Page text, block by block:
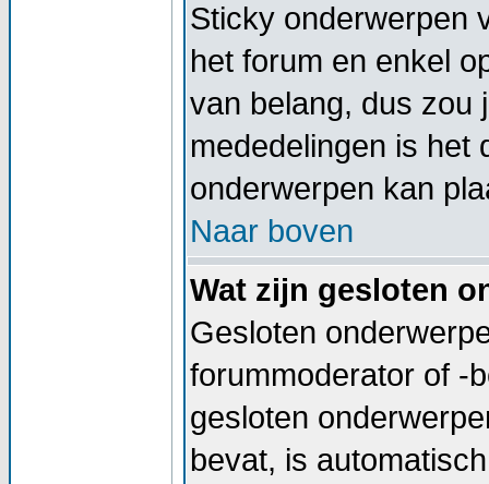
Sticky onderwerpen
het forum en enkel
van belang, dus zou
mededelingen is het
onderwerpen kan
Naar boven
Wat zijn gesloten
Gesloten
forummoderator of -
gesloten
bevat, is